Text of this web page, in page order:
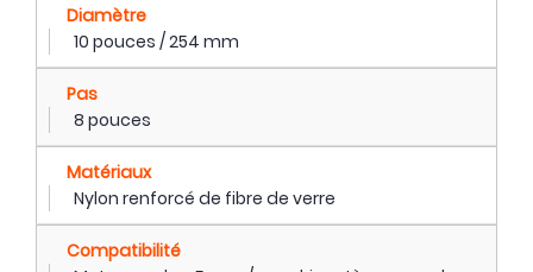
Diamètre
10 pouces / 254 mm
Pas
8 pouces
Matériaux
Nylon renforcé de fibre de verre
Compatibilité